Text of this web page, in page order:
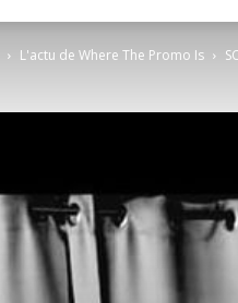
L'actu de Where The Promo Is